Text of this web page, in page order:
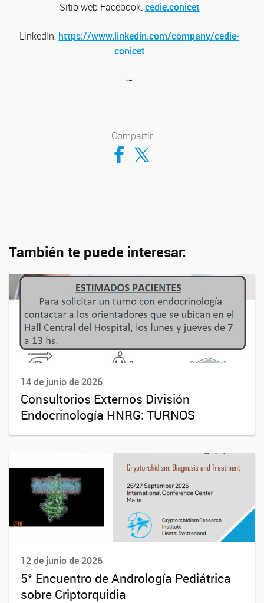
Sitio web Facebook:cedie.conicet
LinkedIn: https://www.linkedin.com/company/cedie-
conicet
∼
Compartir
Compartir en Facebook
Compartir en Twitter
También te puede interesar:
14 de junio de 2026
Consultorios Externos División
Endocrinología HNRG: TURNOS
12 de junio de 2026
5° Encuentro de Andrología Pediátrica
sobre Criptorquidia